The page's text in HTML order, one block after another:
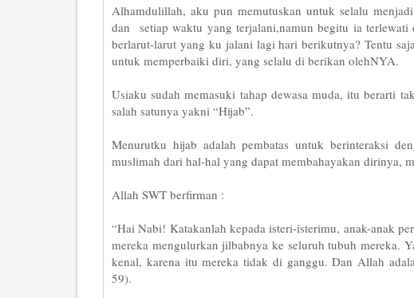
Alhamdulillah, aku pun memutuskan untuk selalu
dan setiap waktu yang terjalani,namun begitu ia terlewati
berlarut-larut yang ku jalani lagi hari berikutnya? Tentu
untuk memperbaiki diri, yang selalu di berikan olehNYA.
Usiaku sudah memasuki tahap dewasa muda, itu berarti
salah satunya yakni “Hijab”.
Menurutku hijab adalah pembatas untuk berinteraksi
muslimah dari hal-hal yang dapat membahayakan dirinya,
Allah SWT berfirman :
“Hai Nabi! Katakanlah kepada isteri-isterimu, anak-anak
mereka mengulurkan jilbabnya ke seluruh tubuh mereka.
kenal, karena itu mereka tidak di ganggu. Dan Allah
59).